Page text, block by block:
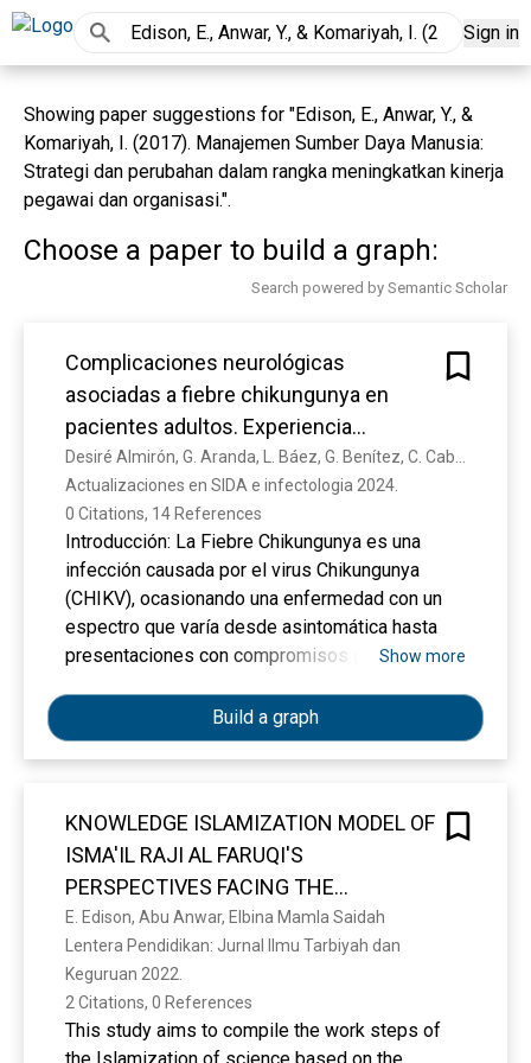
Sign in
Showing paper suggestions for "Edison, E., Anwar, Y., &
Komariyah, I. (2017). Manajemen Sumber Daya Manusia:
Strategi dan perubahan dalam rangka meningkatkan kinerja
pegawai dan organisasi.".
Choose a paper to build a graph:
Search powered by Semantic Scholar
Complicaciones neurológicas
asociadas a fiebre chikungunya en
pacientes adultos. Experiencia
multicéntrica en periodo de epidemia
Actualizaciones en SIDA e infectologia 2024.
0 Citations, 14 References
Introducción: La Fiebre Chikungunya es una
infección causada por el virus Chikungunya
(CHIKV), ocasionando una enfermedad con un
espectro que varía desde asintomática hasta
presentaciones con compromisos graves. El
las características clínicas y laboratoriales de
pacientes con CHIKV y complicaciones
neurológicas asociadas Metodología: Estudio
en pacientes mayores de 18 años, con
diagnóstico de Infección por CHIKV, con
compromiso neurológico asociado. Las
variables cualitativas fueron expresadas como
frecuencias absolutas y porcentuales; y las
cuantitativas como media y desvío estándar.
Resultados: 87 pacientes; 57 sexo masculino
(65%), media de 62 años. Las manifestaciones
neurológicas más frecuentes: encefalitis:
Show more
Build a graph
KNOWLEDGE ISLAMIZATION MODEL OF
ISMA'IL RAJI AL FARUQI'S
PERSPECTIVES FACING THE
EDUCATION CHALLENGES IN THE 21st
CENTURY
E. Edison, Abu Anwar, Elbina Mamla Saidah
Lentera Pendidikan: Jurnal Ilmu Tarbiyah dan
Keguruan 2022.
2 Citations, 0 References
This study aims to compile the work steps of